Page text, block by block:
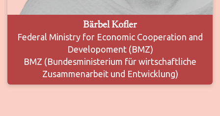
Bärbel Kofler
Federal Ministry for Economic Cooperation and
Developoment (BMZ)
BMZ (Bundesministerium für wirtschaftliche
Zusammenarbeit und Entwicklung)